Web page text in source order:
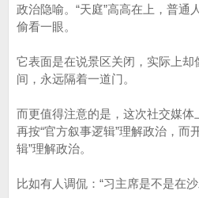
政治隐喻。“天庭”高高在上，普通
偷看一眼。
它表面是在说景区关闭，实际上却
间，永远隔着一道门。
而更值得注意的是，这次社交媒
再按“官方叙事逻辑”理解政治，而
辑”理解政治。
比如有人调侃：“习主席是不是在